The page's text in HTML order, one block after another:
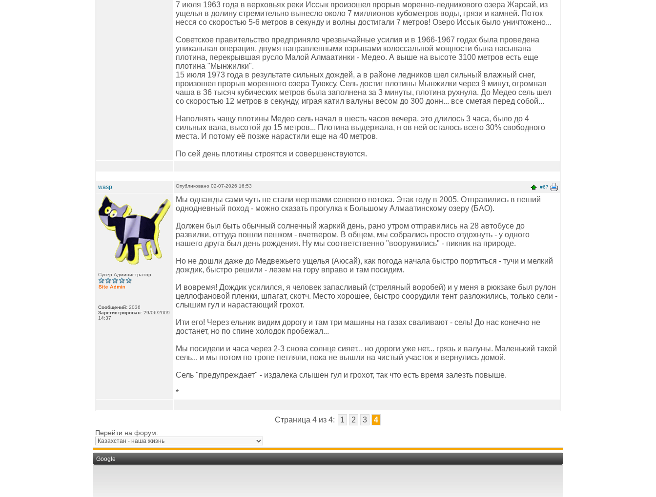
7 июля 1963 года в верховьях реки Иссык произошел прорыв моренно-ледникового озера Жарсай, из
ущелья в долину стремительно вынесло около 7 миллионов кубометров воды, грязи и камней. Поток
несся со скоростью 5-6 метров в секунду и волны достигали 7 метров! Озеро Иссык было уничтожено...
Советское правительство предприняло чрезвычайные усилия и в 1966-1967 годах была проведена
уникальная операция, двумя направленными взрывами колоссальной мощности была насыпана
плотина, перекрывшая русло Малой Алмаатинки - Медео. А выше на высоте 3100 метров есть еще
плотина "Мынжилки".
15 июля 1973 года в результате сильных дождей, а в районе ледников шел сильный влажный снег,
произошел прорыв моренного озера Туюксу. Сель достиг плотины Мынжилки через 9 минут, огромная
чаша в 36 тысяч кубических метров была заполнена за 3 минуты, плотина рухнула. До Медео сель шел
со скоростью 12 метров в секунду, играя катил валуны весом до 300 донн... все сметая перед собой...
Наполнять чащу плотины Медео сель начал в шесть часов вечера, это длилось 3 часа, было до 4
сильных вала, высотой до 15 метров... Плотина выдержала, н ов ней осталось всего 30% свободного
места. И потому её позже нарастили еще на 40 метров.
По сей день плотины строятся и совершенствуются.
wasp #67
Опубликовано 02-07-2026 16:53
Супер Администратор
Сообщений: 2036
Зарегистрирован: 29/06/2009
14:37
Мы однажды сами чуть не стали жертвами селевого потока. Этак году в 2005. Отправились в пеший
однодневный поход - можно сказать прогулка к Большому Алмаатинскому озеру (БАО).
Должен был быть обычный солнечный жаркий день, рано утром отправились на 28 автобусе до
развилки, оттуда пошли пешком - вчетвером. В общем, мы собрались просто отдохнуть - у одного
нашего друга был день рождения. Ну мы соответственно "вооружились" - пикник на природе.
Но не дошли даже до Медвежьего ущелья (Аюсай), как погода начала быстро портиться - тучи и мелкий
дождик, быстро решили - лезем на гору вправо и там посидим.
И вовремя! Дождик усилился, я человек запасливый (стреляный воробей) и у меня в рюкзаке был рулон
целлофановой пленки, шпагат, скотч. Место хорошее, быстро соорудили тент разложились, только сели -
слышим гул и нарастающий грохот.
Ити его! Через ельник видим дорогу и там три машины на газах сваливают - сель! До нас конечно не
достанет, но по спине холодок пробежал...
Мы посидели и часа через 2-3 снова солнце сияет... но дороги уже нет... грязь и валуны. Маленький такой
сель... и мы потом по тропе петляли, пока не вышли на чистый участок и вернулись домой.
Сель "предупреждает" - издалека слышен гул и грохот, так что есть время залезть повыше.
*
Страница 4 из 4: 1 2 3 4
Перейти на форум:
Google